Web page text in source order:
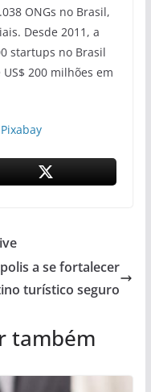
ONGs no Brasil,
Desde 2011, a
startups no Brasil
200 milhões em
Pixabay
a se fortalecer
turístico seguro
também